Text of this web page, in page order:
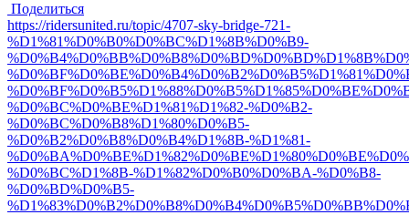
Поделиться
https://ridersunited.ru/topic/4707-sky-bridge-721-
%D1%81%D0%B0%D0%BC%D1%8B%D0%B9-
%D0%BC%D0%BE%D1%81%D1%82-%D0%B2-
%D0%BC%D0%B8%D1%80%D0%B5-
%D0%B2%D0%B8%D0%B4%D1%8B-%D1%81-
%D0%BC%D1%8B-%D1%82%D0%B0%D0%BA-%D0%B8-
%D0%BD%D0%B5-